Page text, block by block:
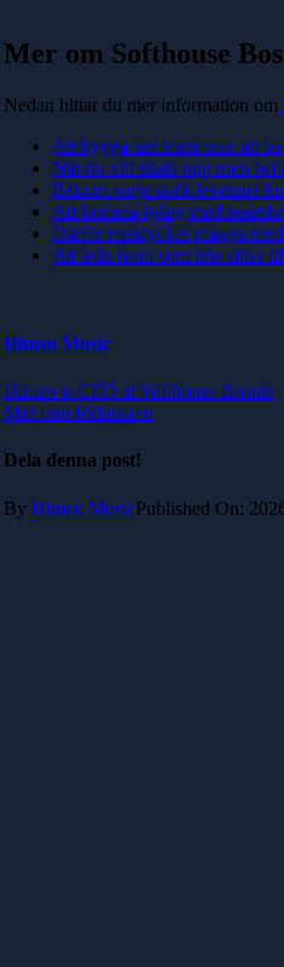
Mer om Softhouse
Nedan hittar du mer information om
Att bygga rätt team utan att
När du vill skala upp men
Bakom varje stark leverans
Att komma igång med
Därför misslyckas många
Att leda team som inte sitter
Himzo Music
Himzo is CEO at Softhouse Bosnia
Mer från författaren
Dela denna post!
By Himzo MusicPublished On: